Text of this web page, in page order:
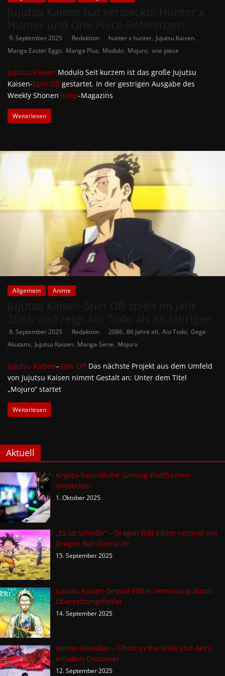
9. September 2025 Redaktion hunter x hunter, Jujutsu Kaisen,
Manga Easter Eggs, Manga Plus, Modulo, Mojuro, one piece
Jujutsu Kaisen Modulo Seit kurzem ist das große Jujutsu
Kaisen-Spin Offgestartet. In der gestrigen Ausgabe des
Weekly Shonen Jump-Magazins
Weiterlesen
Allgemein Anime
8. September 2025 Redaktion 2086, 86 Jahre alt, Aio Todo, Gege
Akutami, Jujutsu Kaisen, Manga-Serie, Mojuro
Jujutsu Kaisen–Spin OffDas nächste Projekt aus dem Umfeld
von Jujutsu Kaisen nimmt Gestalt an: Unter dem Titel
„Mojuro“ startet
Weiterlesen
Aktuell
Krypto-freundliche Gaming-Plattformen
entdecken
1. Oktober 2025
„Es ist scheiße“ – Dragon Ball-Editor rechnet mit
Dragon Ball Daima ab
15. September 2025
Jujutsu Kaisen-Sequel stiftet Verwirrung durch
Übersetzungsfehler
14. September 2025
Anime-Klassiker – Ghost in the Shell und Akira
erhalten Crossover
12. September 2025